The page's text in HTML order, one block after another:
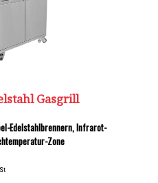
Gasgrill
Edelstahlbrennern, Infrarot-
Zone